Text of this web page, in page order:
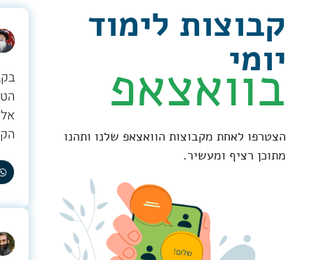
קבוצות לימוד
יומי
בוואצאפ
הצטרפו לאחת מקבוצות הוואצאפ שלנו ותהנו
מתוכן רציף ומעשיר.